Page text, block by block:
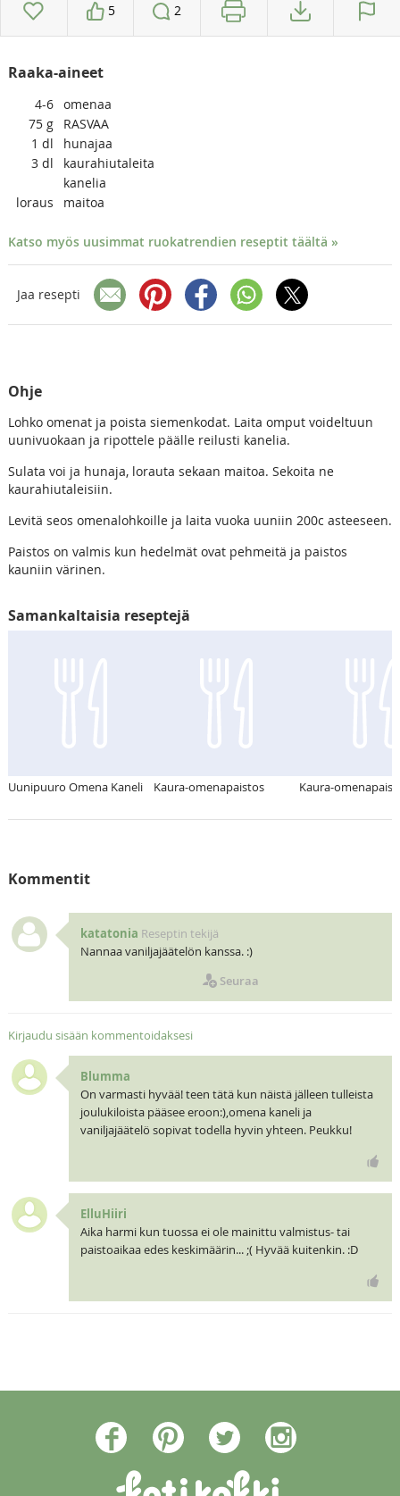
5 2
Raaka-aineet
4-6 omenaa
75 g
RASVAA
1 dl
hunajaa
3 dl
kaurahiutaleita
kanelia
loraus
maitoa
Katso myös uusimmat ruokatrendien reseptit täältä »
Jaa resepti
Ohje
Lohko omenat ja poista siemenkodat. Laita omput voideltuun
uunivuokaan ja ripottele päälle reilusti kanelia.
Sulata voi ja hunaja, lorauta sekaan maitoa. Sekoita ne
kaurahiutaleisiin.
Levitä seos omenalohkoille ja laita vuoka uuniin 200c asteeseen.
Paistos on valmis kun hedelmät ovat pehmeitä ja paistos
kauniin värinen.
Samankaltaisia reseptejä
Uunipuuro Omena Kaneli Kaura-omenapaistos Kaura-
Kommentit
katatonia Reseptin tekijä
Nannaa vaniljajäätelön kanssa. :)
Seuraa
Kirjaudu sisään kommentoidaksesi
Blumma
On varmasti hyvää! teen tätä kun näistä jälleen tulleista
joulukiloista pääsee eroon:),omena kaneli ja
vaniljajäätelö sopivat todella hyvin yhteen. Peukku!
ElluHiiri
Aika harmi kun tuossa ei ole mainittu valmistus- tai
paistoaikaa edes keskimäärin... ;( Hyvää kuitenkin. :D